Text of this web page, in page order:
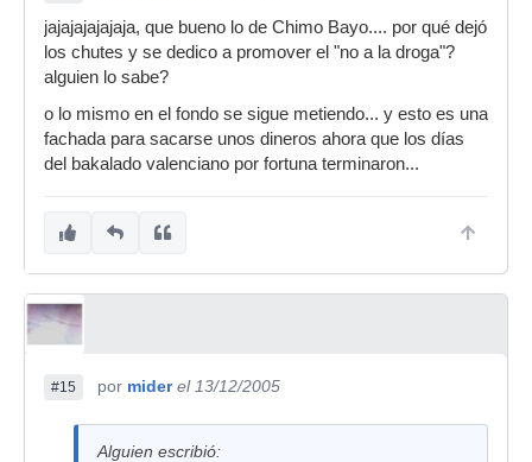
jajajajajajaja, que bueno lo de Chimo Bayo.... por qué dejó
los chutes y se dedico a promover el "no a la droga"?
alguien lo sabe?
o lo mismo en el fondo se sigue metiendo... y esto es una
fachada para sacarse unos dineros ahora que los días
del bakalado valenciano por fortuna terminaron...
#15 por mider el 13/12/2005
Alguien escribió: